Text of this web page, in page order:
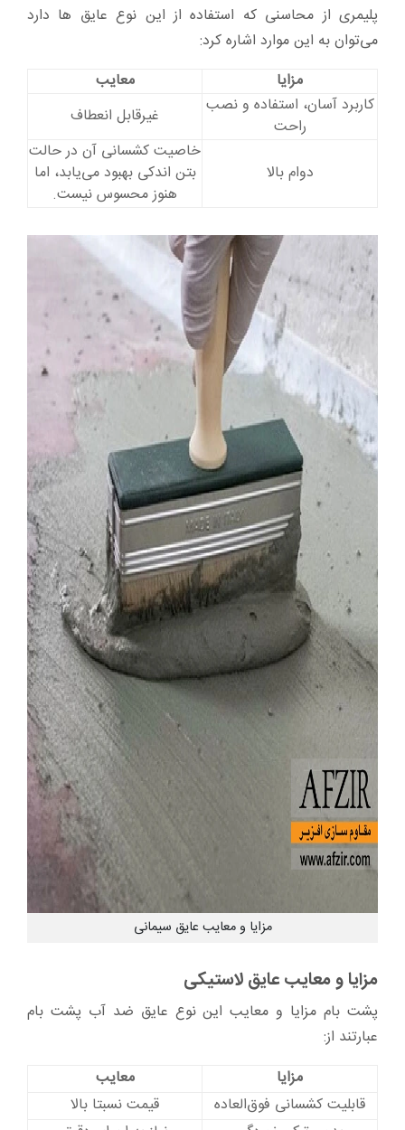
پلیمری از محاسنی که استفاده از این نوع عایق ها دارد
می‌توان به این موارد اشاره کرد:
مزایا
معایب
کاربرد آسان، استفاده و نصب
راحت
غیرقابل انعطاف
دوام بالا
خاصیت کشسانی آن در حالت
بتن اندکی بهبود می‌یابد، اما
هنوز محسوس نیست.
مزایا و معایب عایق سیمانی
مزایا و معایب عایق لاستیکی
پشت بام مزایا و معایب این نوع عایق ضد آب پشت بام
عبارتند از:
مزایا
معایب
قابلیت کشسانی فوق‌العاده
قیمت نسبتا بالا